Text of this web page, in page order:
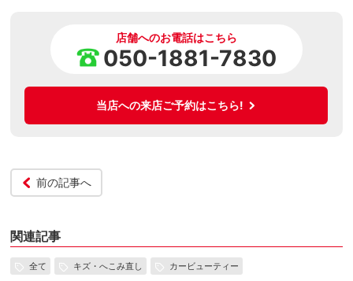
店舗へのお電話はこちら
050-1881-7830
当店への来店ご予約はこちら!
前の記事へ
関連記事
全て キズ・へこみ直し カービューティー